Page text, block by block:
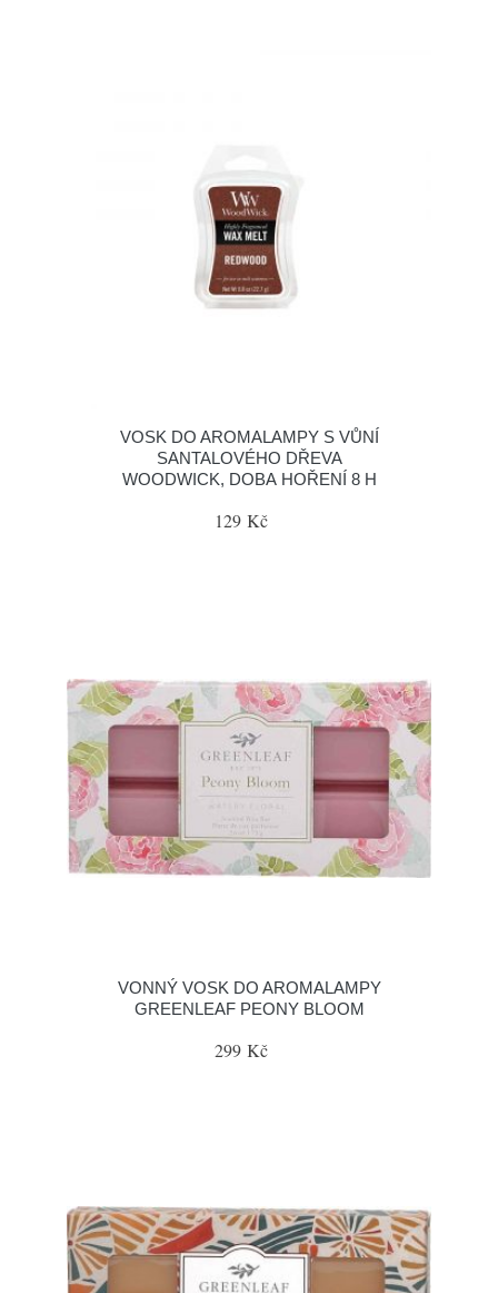
VOSK DO AROMALAMPY S VŮNÍ
SANTALOVÉHO DŘEVA
WOODWICK, DOBA HOŘENÍ 8 H
129 Kč
VONNÝ VOSK DO AROMALAMPY
GREENLEAF PEONY BLOOM
299 Kč